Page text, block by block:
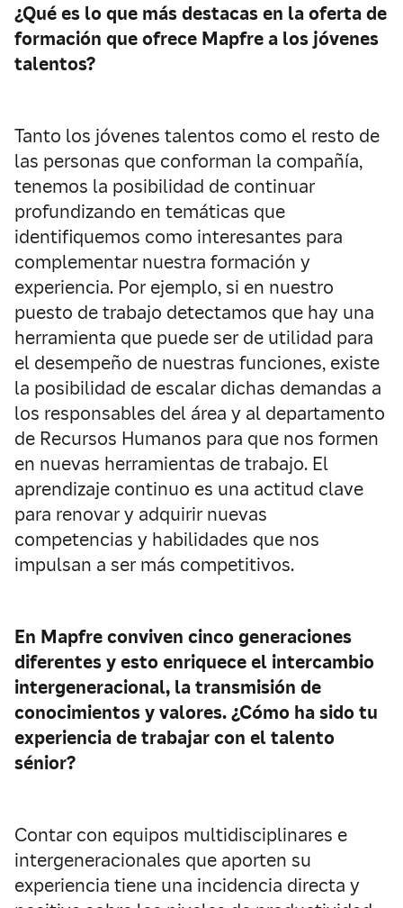
¿Qué es lo que más destacas en la oferta de
formación que ofrece Mapfre a los jóvenes
talentos?
Tanto los jóvenes talentos como el resto de
las personas que conforman la compañía,
tenemos la posibilidad de continuar
profundizando en temáticas que
identifiquemos como interesantes para
complementar nuestra formación y
experiencia. Por ejemplo, si en nuestro
puesto de trabajo detectamos que hay una
herramienta que puede ser de utilidad para
el desempeño de nuestras funciones, existe
la posibilidad de escalar dichas demandas a
los responsables del área y al departamento
de Recursos Humanos para que nos formen
en nuevas herramientas de trabajo. El
aprendizaje continuo es una actitud clave
para renovar y adquirir nuevas
competencias y habilidades que nos
impulsan a ser más competitivos.
En Mapfre conviven cinco generaciones
diferentes y esto enriquece el intercambio
intergeneracional, la transmisión de
conocimientos y valores. ¿Cómo ha sido tu
experiencia de trabajar con el talento
sénior?
Contar con equipos multidisciplinares e
intergeneracionales que aporten su
experiencia tiene una incidencia directa y